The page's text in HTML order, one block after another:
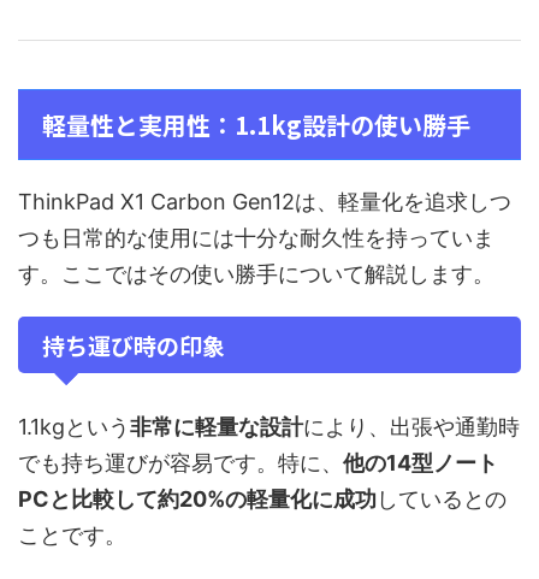
軽量性と実用性：1.1kg設計の使い勝手
ThinkPad X1 Carbon Gen12は、軽量化を追求しつ
つも日常的な使用には十分な耐久性を持っていま
す。ここではその使い勝手について解説します。
持ち運び時の印象
1.1kgという非常に軽量な設計により、出張や通勤時
でも持ち運びが容易です。特に、 他の14型ノート
PCと比較して約20%の軽量化に成功 しているとの
ことです。